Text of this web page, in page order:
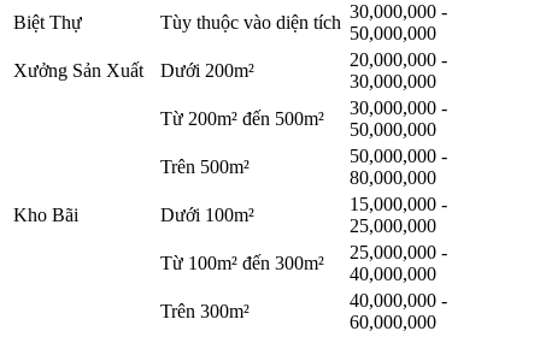
Biệt Thự
Tùy thuộc vào diện tích
30,000,000 -
50,000,000
Xưởng Sản Xuất
Dưới 200m²
20,000,000 -
30,000,000
Từ 200m² đến 500m²
30,000,000 -
50,000,000
Trên 500m²
50,000,000 -
80,000,000
Kho Bãi
Dưới 100m²
15,000,000 -
25,000,000
Từ 100m² đến 300m²
25,000,000 -
40,000,000
Trên 300m²
40,000,000 -
60,000,000